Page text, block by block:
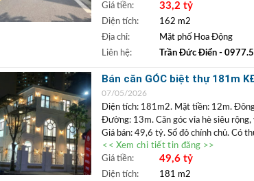
mặt tiền rộng, có thể phân lô tách
thoáng, gần hồ điều hòa đang thi công,
+++ Liên hệ xem đấtGỌI NGAY:
+TRẦN ĐỨC ĐIỂN:Chuyên bất
+ Bất động sản TRẦN PHÚ:
ngân hàng lãi suất thấp.
Giá tiền:
33,2 tỷ
Diện tích:
162 m2
Địa chỉ:
Mặt phố Hoa Động
Liên hệ:
Trần Đức Điển -
Bán căn GÓC biệt thự 181m
khai thác kinh doanh
07/05/2026
Diện tích: 181m2. Mặt tiền: 12m.
Đường: 13m. Căn góc vỉa hè siêu
Giá bán: 49,6 tỷ. Sổ đỏ chính chủ. Có
Căn biệt thự góc nằm trong khu
uất, có thể khai thác làm trụ sở
gần trung tâm thương mại
<< Xem chi tiết tin đăng >>
Giá tiền:
49,6 tỷ
Diện tích:
181 m2